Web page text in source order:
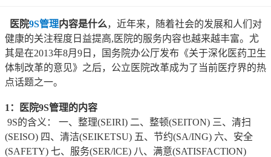
医院9S管理内容是什么，近年来，随着社会的发展和人们对
健康的关注程度日益提高,医院的服务内容也越来越丰富。尤
其是在2013年8月9日，国务院办公厅发布《关于深化医药卫生
体制改革的意见》之后，公立医院改革成为了当前医疗界的热
点话题之一。
1：医院9S管理的内容
9S的含义： 一、整理(SEIRI) 二、整顿(SEITON) 三、清扫
(SEISO) 四、清洁(SEIKETSU) 五、节约(SA/ING) 六、安全
(SAFETY) 七、服务(SER/lCE) 八、满意(SATISFACTlON)